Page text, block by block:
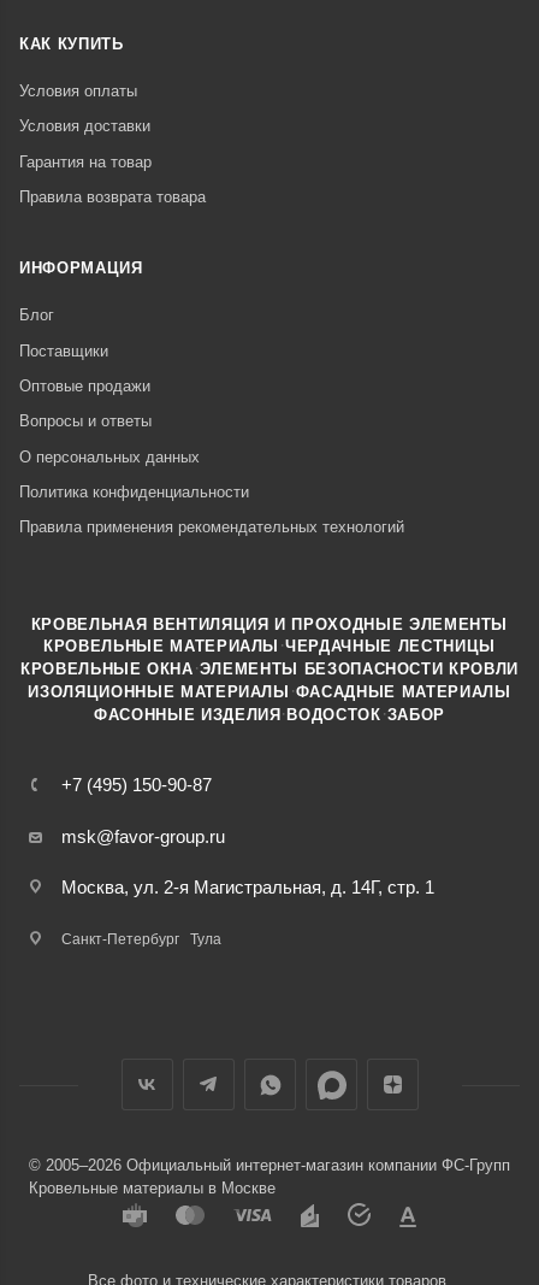
КАК КУПИТЬ
Условия оплаты
Условия доставки
Гарантия на товар
Правила возврата товара
ИНФОРМАЦИЯ
Блог
Поставщики
Оптовые продажи
Вопросы и ответы
О персональных данных
Политика конфиденциальности
Правила применения рекомендательных технологий
+7 (495) 150-90-87
msk@favor-group.ru
Москва, ул. 2-я Магистральная, д. 14Г, стр. 1
Санкт-Петербург Тула
КРОВЕЛЬНАЯ ВЕНТИЛЯЦИЯ И ПРОХОДНЫЕ ЭЛЕМЕНТЫ
КРОВЕЛЬНЫЕ МАТЕРИАЛЫ ·ЧЕРДАЧНЫЕ ЛЕСТНИЦЫ
КРОВЕЛЬНЫЕ ОКНА ·ЭЛЕМЕНТЫ БЕЗОПАСНОСТИ КРОВЛИ
ИЗОЛЯЦИОННЫЕ МАТЕРИАЛЫ ·ФАСАДНЫЕ МАТЕРИАЛЫ
ФАСОННЫЕ ИЗДЕЛИЯ ·ВОДОСТОК ·ЗАБОР
© 2005–2026 Официальный интернет-магазин компании ФС-Групп
Кровельные материалы в Москве
Все фото и технические характеристики товаров,